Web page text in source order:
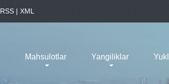
RSS | XML
Mahsulotlar Yangiliklar